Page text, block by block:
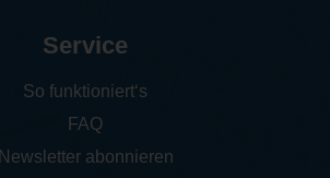
Service
So funktioniert‘s
FAQ
Newsletter abonnieren